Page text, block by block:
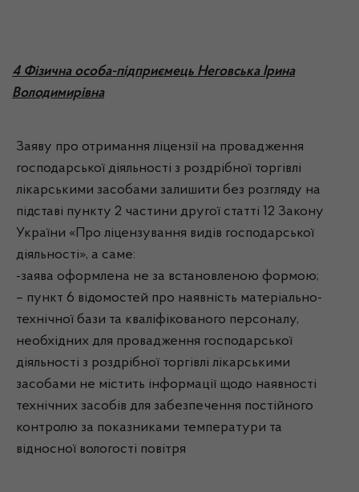
4 Фізична особа-підприємець Неговська Ірина
Володимирівна
Заяву про отримання ліцензії на провадження
господарської діяльності з роздрібної торгівлі
лікарськими засобами залишити без розгляду на
підставі пункту 2 частини другої статті 12 Закону
України «Про ліцензування видів господарської
діяльності», а саме:
-заява оформлена не за встановленою формою;
– пункт 6 відомостей про наявність матеріально-
технічної бази та кваліфікованого персоналу,
необхідних для провадження господарської
діяльності з роздрібної торгівлі лікарськими
засобами не містить інформації щодо наявності
технічних засобів для забезпечення постійного
контролю за показниками температури та
відносної вологості повітря